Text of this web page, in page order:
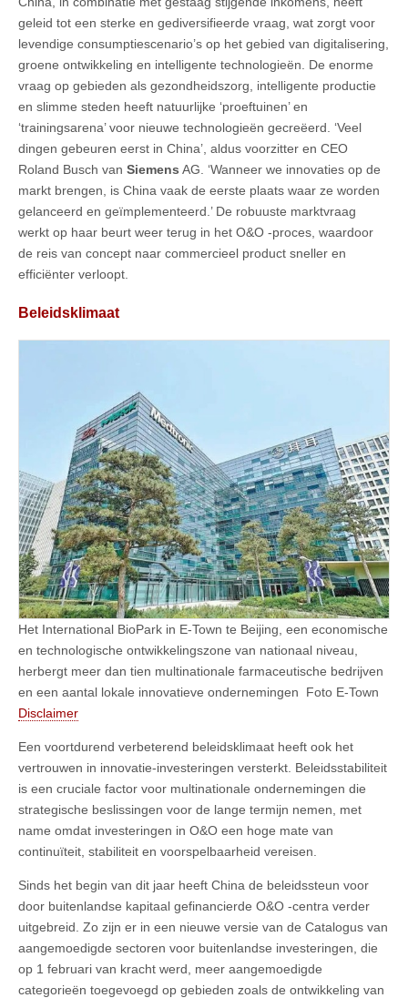
geleid tot een sterke en gediversifieerde vraag, wat zorgt voor
levendige consumptiescenario’s op het gebied van digitalisering,
groene ontwikkeling en intelligente technologieën. De enorme
vraag op gebieden als gezondheidszorg, intelligente productie
en slimme steden heeft natuurlijke ‘proeftuinen’ en
‘trainingsarena’ voor nieuwe technologieën gecreëerd. ‘Veel
dingen gebeuren eerst in China’, aldus voorzitter en CEO
Roland Busch van Siemens AG. ‘Wanneer we innovaties op de
markt brengen, is China vaak de eerste plaats waar ze worden
gelanceerd en geïmplementeerd.’ De robuuste marktvraag
werkt op haar beurt weer terug in het O&O -proces, waardoor
de reis van concept naar commercieel product sneller en
efficiënter verloopt.
Beleidsklimaat
Het International BioPark in E-Town te Beijing, een economische
en technologische ontwikkelingszone van nationaal niveau,
herbergt meer dan tien multinationale farmaceutische bedrijven
en een aantal lokale innovatieve ondernemingen Foto E-Town
Disclaimer
Een voortdurend verbeterend beleidsklimaat heeft ook het
vertrouwen in innovatie-investeringen versterkt. Beleidsstabiliteit
is een cruciale factor voor multinationale ondernemingen die
strategische beslissingen voor de lange termijn nemen, met
name omdat investeringen in O&O een hoge mate van
continuïteit, stabiliteit en voorspelbaarheid vereisen.
Sinds het begin van dit jaar heeft China de beleidssteun voor
door buitenlandse kapitaal gefinancierde O&O -centra verder
uitgebreid. Zo zijn er in een nieuwe versie van de Catalogus van
aangemoedigde sectoren voor buitenlandse investeringen, die
op 1 februari van kracht werd, meer aangemoedigde
categorieën toegevoegd op gebieden zoals de ontwikkeling van